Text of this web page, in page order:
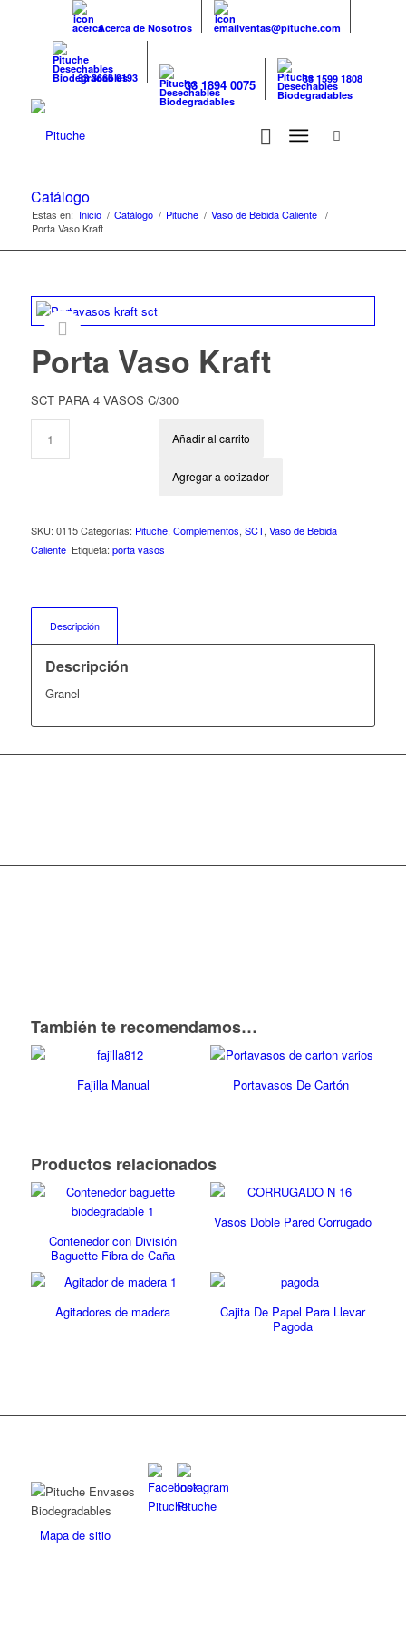
Acerca de Nosotros ventas@pituche.com
33 3666 0193 33 1894 0075 33 1599 1808
Catálogo
Estas en: Inicio / Catálogo / Pituche / Vaso de Bebida Caliente /
Porta Vaso Kraft
Porta Vaso Kraft
SCT PARA 4 VASOS C/300
Añadir al carrito
Agregar a cotizador
SKU: 0115 Categorías: Pituche, Complementos, SCT, Vaso de Bebida
Caliente Etiqueta: porta vasos
Descripción
Descripción
Granel
También te recomendamos…
Fajilla Manual Portavasos De Cartón
Productos relacionados
Contenedor con División
Baguette Fibra de Caña
Vasos Doble Pared Corrugado
Agitadores de madera
Cajita De Papel Para Llevar
Pagoda
Mapa de sitio